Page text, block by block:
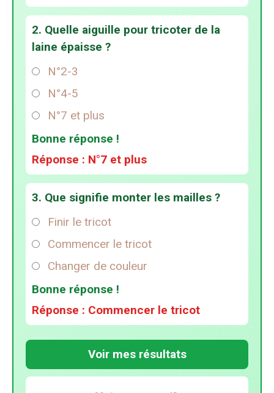
2. Quelle aiguille pour tricoter de la
laine épaisse ?
N°2-3
N°4-5
N°7 et plus
Bonne réponse !
Réponse : N°7 et plus
3. Que signifie monter les mailles ?
Finir le tricot
Commencer le tricot
Changer de couleur
Bonne réponse !
Réponse : Commencer le tricot
Voir mes résultats